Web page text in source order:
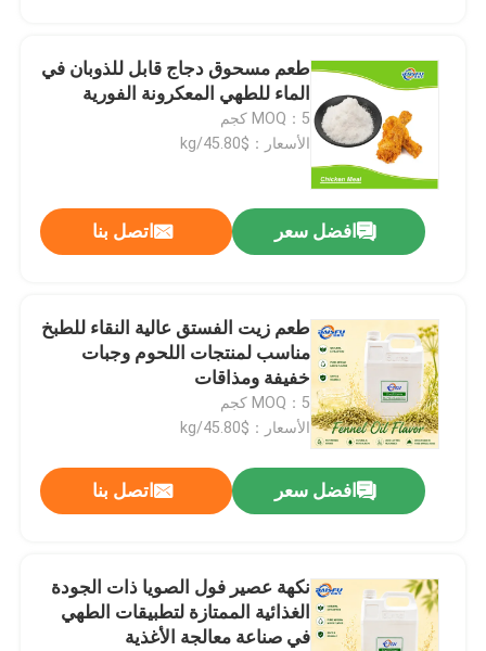
طعم مسحوق دجاج قابل للذوبان في
الماء للطهي المعكرونة الفورية
MOQ：5 كجم
الأسعار：$45.80/kg
افضل سعر اتصل بنا
طعم زيت الفستق عالية النقاء للطبخ
مناسب لمنتجات اللحوم وجبات
خفيفة ومذاقات
MOQ：5 كجم
الأسعار：$45.80/kg
افضل سعر اتصل بنا
نكهة عصير فول الصويا ذات الجودة
الغذائية الممتازة لتطبيقات الطهي
في صناعة معالجة الأغذية